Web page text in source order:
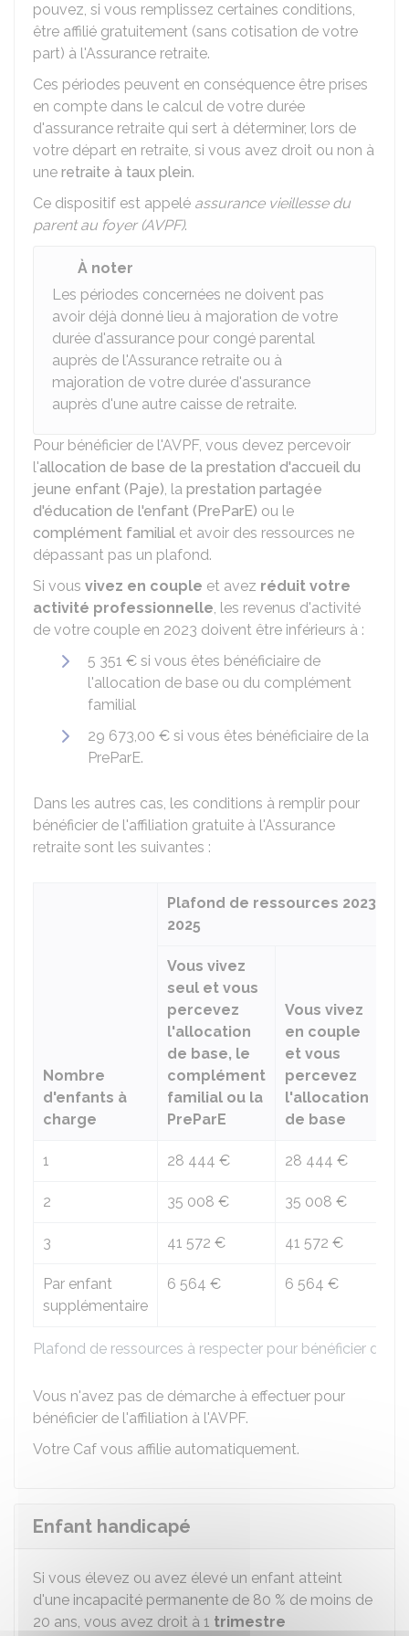
pouvez, si vous remplissez certaines conditions,
être affilié gratuitement (sans cotisation de votre
part) à l'Assurance retraite.
Ces périodes peuvent en conséquence être prises
en compte dans le calcul de votre durée
d'assurance retraite qui sert à déterminer, lors de
votre départ en retraite, si vous avez droit ou non à
une retraite à taux plein.
Ce dispositif est appelé assurance vieillesse du
parent au foyer (AVPF).
À noter
Les périodes concernées ne doivent pas
avoir déjà donné lieu à majoration de votre
durée d'assurance pour congé parental
auprès de l'Assurance retraite ou à
majoration de votre durée d'assurance
auprès d'une autre caisse de retraite.
Pour bénéficier de l'AVPF, vous devez percevoir
l'allocation de base de la prestation d'accueil du
jeune enfant (Paje), la prestation partagée
d'éducation de l'enfant (PreParE) ou le
complément familial et avoir des ressources ne
dépassant pas un plafond.
Si vous vivez en couple et avez réduit votre
activité professionnelle, les revenus d'activité
de votre couple en 2023 doivent être inférieurs à :
5 351 € si vous êtes bénéficiaire de
l'allocation de base ou du complément
familial
29 673,00 € si vous êtes bénéficiaire de la
PreParE.
Dans les autres cas, les conditions à remplir pour
bénéficier de l'affiliation gratuite à l'Assurance
retraite sont les suivantes :
Plafond de ressources à respecter pour bénéficier de
Nombre
d'enfants à
charge
Plafond de ressources 2023 en
2025
Vous vivez
seul et vous
percevez
l'allocation
de base, le
complément
familial ou la
PreParE
Vous vivez
en couple
et vous
percevez
l'allocation
de base
1 28 444 € 28 444 €
2 35 008 € 35 008 €
3 41 572 € 41 572 €
Par enfant
supplémentaire
6 564 € 6 564 €
Vous n'avez pas de démarche à effectuer pour
bénéficier de l'affiliation à l'AVPF.
Votre Caf vous affilie automatiquement.
Enfant handicapé
Si vous élevez ou avez élevé un enfant atteint
d'une incapacité permanente de 80 % de moins de
20 ans, vous avez droit à 1 trimestre